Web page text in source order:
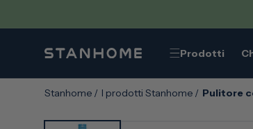
Prodotti
Stanhome / I prodotti Stanhome / Pulitore